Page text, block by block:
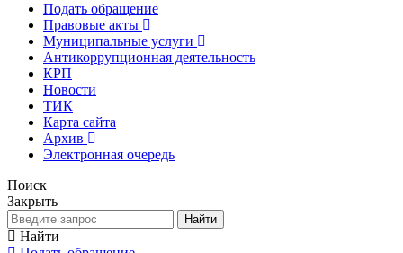
Подать обращение
Правовые акты
Муниципальные услуги
Антикоррупционная деятельность
КРП
Новости
ТИК
Карта сайта
Архив
Электронная очередь
Поиск
Закрыть
Найти
Найти